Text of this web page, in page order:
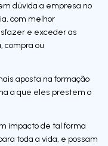
dúvida a empresa no
com melhor
e exceder as
compra ou
aposta na formação
a que eles prestem o
impacto de tal forma
toda a vida, e possam